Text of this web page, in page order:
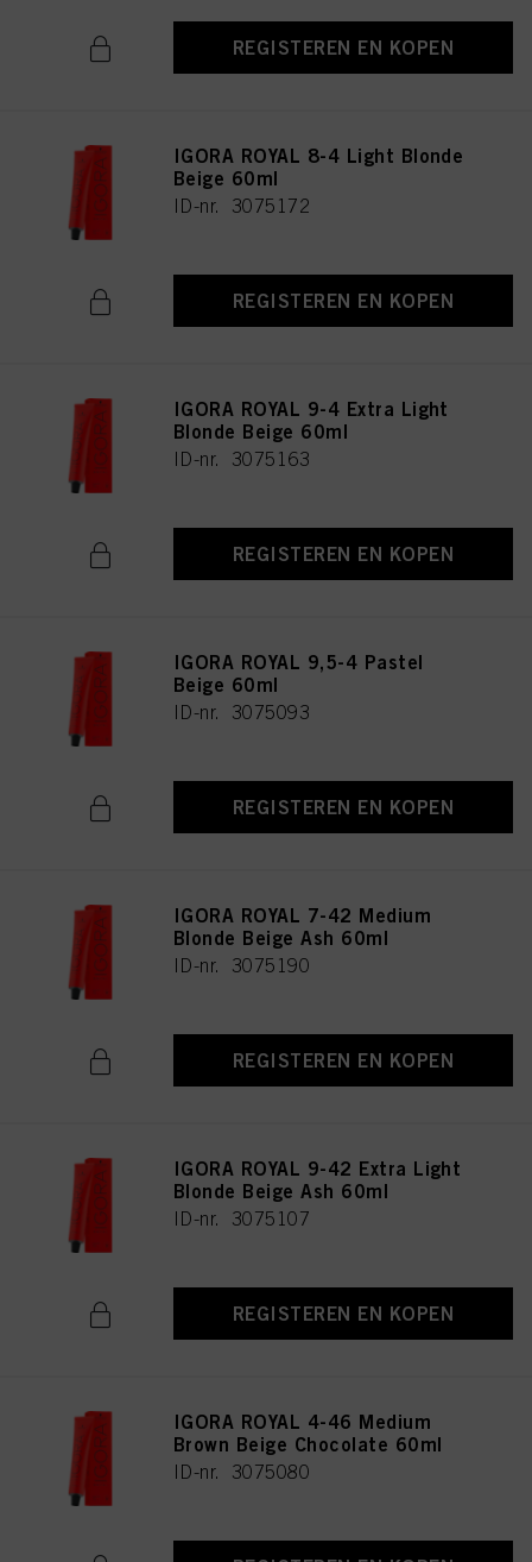
REGISTEREN EN KOPEN
IGORA ROYAL 8-4 Light Blonde
Beige 60ml
ID-nr. 3075172
REGISTEREN EN KOPEN
IGORA ROYAL 9-4 Extra Light
Blonde Beige 60ml
ID-nr. 3075163
REGISTEREN EN KOPEN
IGORA ROYAL 9,5-4 Pastel
Beige 60ml
ID-nr. 3075093
REGISTEREN EN KOPEN
IGORA ROYAL 7-42 Medium
Blonde Beige Ash 60ml
ID-nr. 3075190
REGISTEREN EN KOPEN
IGORA ROYAL 9-42 Extra Light
Blonde Beige Ash 60ml
ID-nr. 3075107
REGISTEREN EN KOPEN
IGORA ROYAL 4-46 Medium
Brown Beige Chocolate 60ml
ID-nr. 3075080